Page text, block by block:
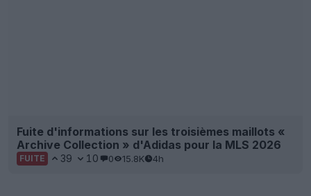
Fuite d'informations sur les troisièmes maillots «
Archive Collection » d'Adidas pour la MLS 2026
FUITE 39 10 0 15.8K 4h